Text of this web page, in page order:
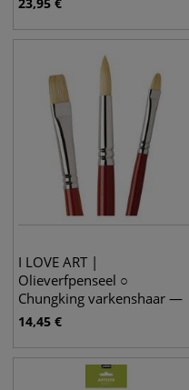
I LOVE ART |
Olieverfpenseel ○
Chungking varkenshaar —
3-set
14,45 €